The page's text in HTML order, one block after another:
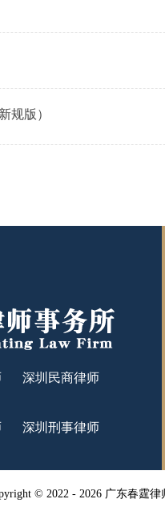
规版）
深圳民商律师
深圳刑事律师
© 2022 - 2026 广东春霆